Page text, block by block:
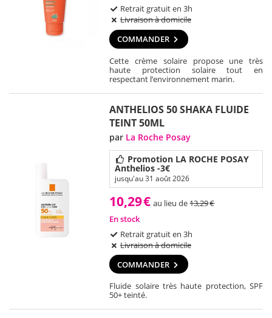
Retrait gratuit en 3h
Livraison à domicile
COMMANDER
Cette crème solaire propose une très
haute protection solaire tout en
respectant l’environnement marin.
ANTHELIOS 50 SHAKA FLUIDE
TEINT 50ML
par La Roche Posay
Promotion LA ROCHE POSAY
Anthelios -3€
jusqu'au 31 août 2026
10,29€ au lieu de13,29€
En stock
Retrait gratuit en 3h
Livraison à domicile
COMMANDER
Fluide solaire très haute protection, SPF
50+ teinté.